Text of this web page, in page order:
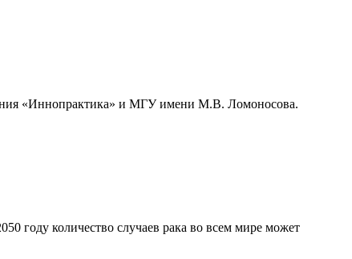
«Иннопрактика» и МГУ имени М.В. Ломоносова.
году количество случаев рака во всем мире может